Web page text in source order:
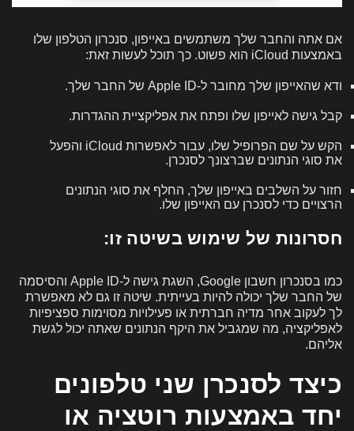
אם אתה והחבר שלך משתמשים באייפון, סנכרון הטלפון שלו
באמצעות iCloud הוא פשוט. כך תוכל לעשות זאת:
ודא שהאייפון שלך מחובר ל-Apple ID של החבר שלך.
קבל גישה לאייפון שלו ופתח את אפליקציית ההגדרות.
הקש על שם הפרופיל שלו, עבור לאפשרות iCloud והפעל
את סוגי הנתונים שברצונך לסנכרן.
חזור על השלבים באייפון שלך, החלף את סוגי הנתונים
הרצויים כדי לסנכרן עם האייפון שלו.
חסרונות של שימוש בשיטה זו:
כמו בסנכרון חשבון Google, השגת גישה ל-Apple ID והסיסמה
של החבר שלך יכולה להיות בעייתית. שיטה זו גם לא מאפשרת
לך לעקוב אחר מדיה חברתית או פעילויות מסוימות ספציפיות
לאפליקציה, מה שמגביל את היקף הנתונים שאתה יכול לגשת
אליהם.
כיצד לסנכרן שני טלפונים
יחד באמצעות רוטציה או